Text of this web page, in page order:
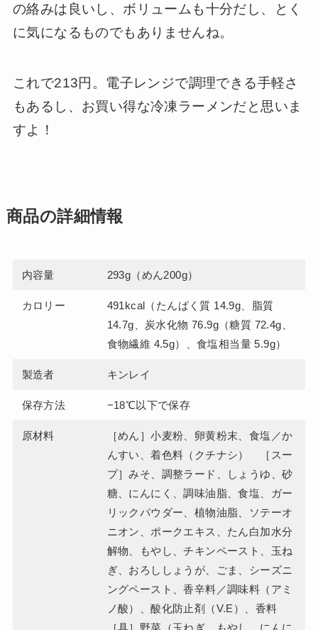
の絡みは良いし、ボリュームも十分だし、とく
に気になるものでもありませんね。
これで213円。電子レンジで調理できる手軽さ
もあるし、お買い得な冷凍ラーメンだと思いま
すよ！
商品の詳細情報
内容量 293g（めん200g）
カロリー
491kcal（たんぱく質 14.9g、脂質
14.7g、炭水化物 76.9g（糖質 72.4g、
食物繊維 4.5g）、食塩相当量 5.9g）
製造者 キンレイ
保存方法 −18℃以下で保存
原材料
［めん］小麦粉、卵黄粉末、食塩／か
んすい、着色料（クチナシ） ［スー
プ］みそ、調整ラード、しょうゆ、砂
糖、にんにく、調味油脂、食塩、ガー
リックパウダー、植物油脂、ソテーオ
ニオン、ポークエキス、たん白加水分
解物、もやし、チキンペースト、玉ね
ぎ、おろししょうが、ごま、シーズニ
ングペースト、香辛料／調味料（アミ
ノ酸）、酸化防止剤（V.E）、香料
［具］野菜（玉ねぎ、もやし、にんに